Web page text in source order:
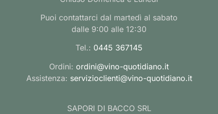
Puoi contattarci dal martedì al sabato
dalle 9:00 alle 12:30
Tel.: 0445 367145
Ordini: ordini@vino-quotidiano.it
Assistenza: servizioclienti@vino-quotidiano.it
SAPORI DI BACCO SRL